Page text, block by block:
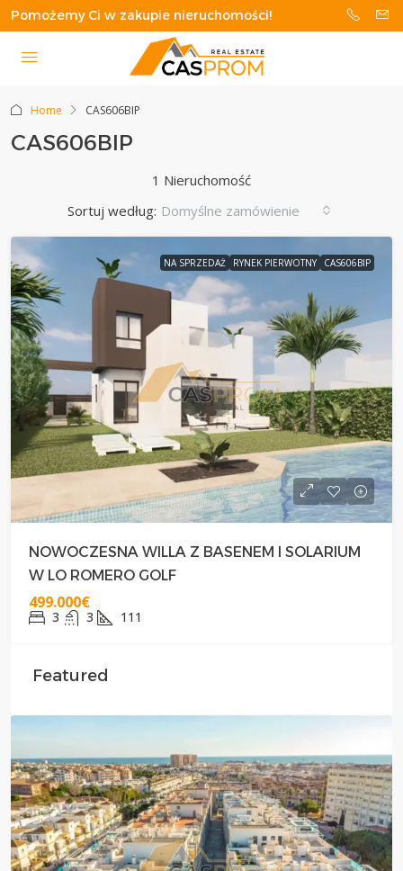
Pomożemy Ci w zakupie nieruchomości!
Home CAS606BIP
CAS606BIP
1 Nieruchomość
Sortuj według: Domyślne zamówienie
NA SPRZEDAŻ RYNEK PIERWOTNY CAS606BIP
NOWOCZESNA WILLA Z BASENEM I SOLARIUM
W LO ROMERO GOLF
499.000€
3 3 111
Featured